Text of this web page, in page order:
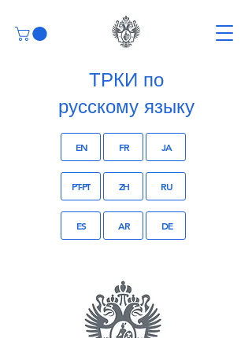
ТРКИ по
русскому языку
EN FR JA
PT-PT ZH RU
ES AR DE